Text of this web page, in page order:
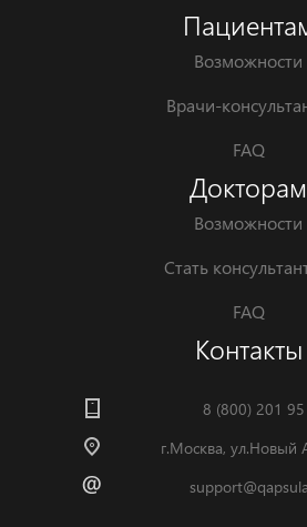
Возможности
Врачи-
FAQ
Докторам
Возможности
Стать
FAQ
Контакты
8 (800) 201
г.Москва, ул.Новый